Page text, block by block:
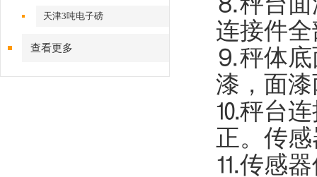
天津3吨电子磅
查看更多
连接件
⒐秤体底
漆，面
⒑秤台连
正。传
⒒传感器